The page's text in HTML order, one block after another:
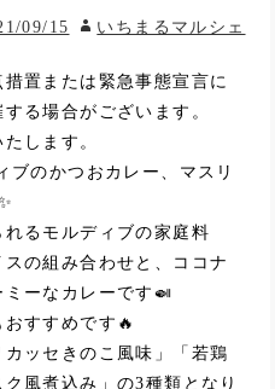
09/15 いちまるマルシェ
置または緊急事態宣言に
る場合がございます。
します。
ブのかつおカレー、マスリ
るモルディブの家庭料
の組み合わせと、ココナ
ーなカレーです🍛
すすめです🔥
ッセきのこ風味」「若鶏
風煮込み」の3種類となり